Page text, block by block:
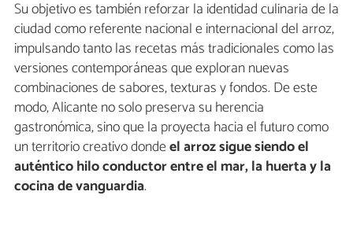
Su objetivo es también reforzar la identidad culinaria de la
ciudad como referente nacional e internacional del arroz,
impulsando tanto las recetas más tradicionales como las
versiones contemporáneas que exploran nuevas
combinaciones de sabores, texturas y fondos. De este
modo, Alicante no solo preserva su herencia
gastronómica, sino que la proyecta hacia el futuro como
un territorio creativo dondeel arroz sigue siendo el
auténtico hilo conductor entre el mar, la huerta y la
cocina de vanguardia.